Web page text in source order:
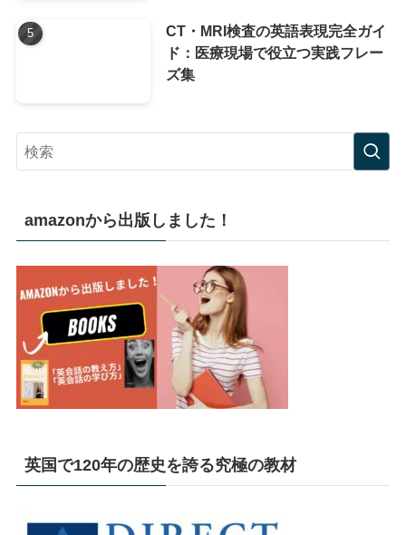
CT・MRI検査の英語表現完全ガイ
ド：医療現場で役立つ実践フレー
ズ集
amazonから出版しました！
英国で120年の歴史を誇る究極の教材